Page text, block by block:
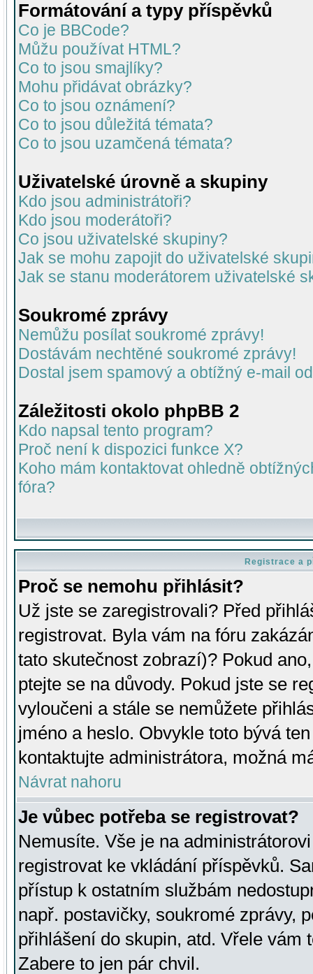
Formátování a typy příspěvků
Co je BBCode?
Můžu používat HTML?
Co to jsou smajlíky?
Mohu přidávat obrázky?
Co to jsou oznámení?
Co to jsou důležitá témata?
Co to jsou uzamčená témata?
Uživatelské úrovně a skupiny
Kdo jsou administrátoři?
Kdo jsou moderátoři?
Co jsou uživatelské skupiny?
Jak se mohu zapojit do uživatelské
Jak se stanu moderátorem uživatelské
Soukromé zprávy
Nemůžu posílat soukromé zprávy!
Dostávám nechtěné soukromé zprávy!
Dostal jsem spamový a obtížný e-mail
Záležitosti okolo phpBB 2
Kdo napsal tento program?
Proč není k dispozici funkce X?
Koho mám kontaktovat ohledně
fóra?
Registrace a
Proč se nemohu přihlásit?
Už jste se zaregistrovali? Před
registrovat. Byla vám na fóru
tato skutečnost zobrazí)? Pokud
ptejte se na důvody. Pokud jste se
vyloučeni a stále se nemůžete
jméno a heslo. Obvykle toto bývá
kontaktujte administrátora, možná
Návrat nahoru
Je vůbec potřeba se registrovat?
Nemusíte. Vše je na
registrovat ke vkládání příspěvků.
přístup k ostatním službám
např. postavičky, soukromé zprávy,
přihlášení do skupin, atd. Vřele vám
Zabere to jen pár chvil.